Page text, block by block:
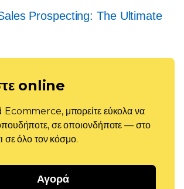
Prospecting: The Ultimate
online
Ecommerce, μπορείτε εύκολα να
σε οποιονδήποτε — στο
σε όλο τον κόσμο.
Αγορά